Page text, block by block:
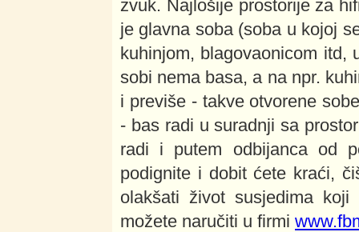
zvuk. Najlošije prostorije za
je glavna soba (soba u kojoj
kuhinjom, blagovaonicom itd,
sobi nema basa, a na npr.
i previše - takve otvorene
- bas radi u suradnji sa
radi i putem odbijanca od
podignite i dobit ćete kraći,
olakšati život susjedima
možete naručiti u firmi